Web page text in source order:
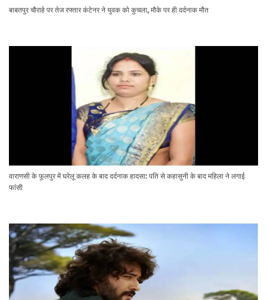
बाबतपुर चौराहे पर तेज रफ्तार कंटेनर ने युवक को कुचला, मौके पर ही दर्दनाक मौत
वाराणसी के फूलपुर में घरेलू कलह के बाद दर्दनाक हादसा: पति से कहासुनी के बाद महिला ने लगाई
फांसी